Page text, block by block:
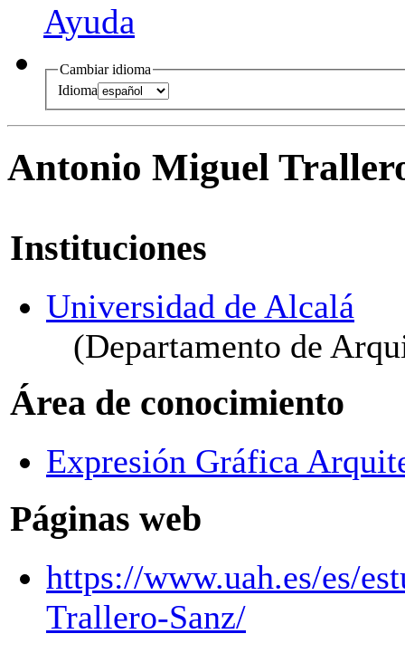
Ayuda
Cambiar idioma
Idioma
Antonio Miguel
Instituciones
Universidad de Alcalá
(Departamento de
Área de conocimiento
Expresión Gráfica
Páginas web
https://www.uah.es/es/
Trallero-Sanz/